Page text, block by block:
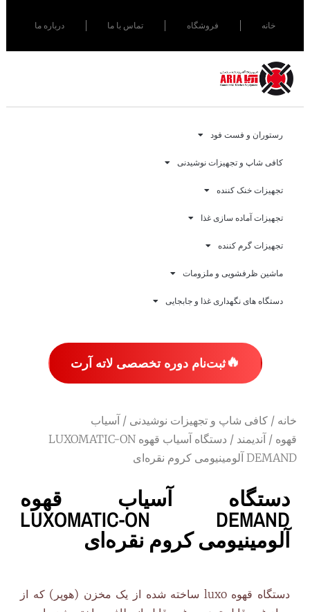
خانه فروشگاه تماس با ما درباره ما
رستوران و فست فود
کافی شاپ و تجهیزات نوشیدنی
تجهیزات خنک کننده
تجهیزات آماده سازی غذا
تجهیزات گرم کننده
ماشین ظرفشویی و ملزومات
دستگاه های نگهداری غذا و جابجایی
🔥ثبت‌نام دوره تخصصی لاته آرت
خانه / کافی شاپ و تجهیزات نوشیدنی / آسیاب
قهوه / آندیمند
/ دستگاه آسیاب قهوه LUXOMATIC-ON
DEMAND آلومینیومی کروم نقره‌ای
دستگاه آسیاب قهوه
LUXOMATIC-ON DEMAND
آلومینیومی کروم نقره‌ای
دستگاه قهوه luxo ساخته شده از یک مخزن (هوپر) که از